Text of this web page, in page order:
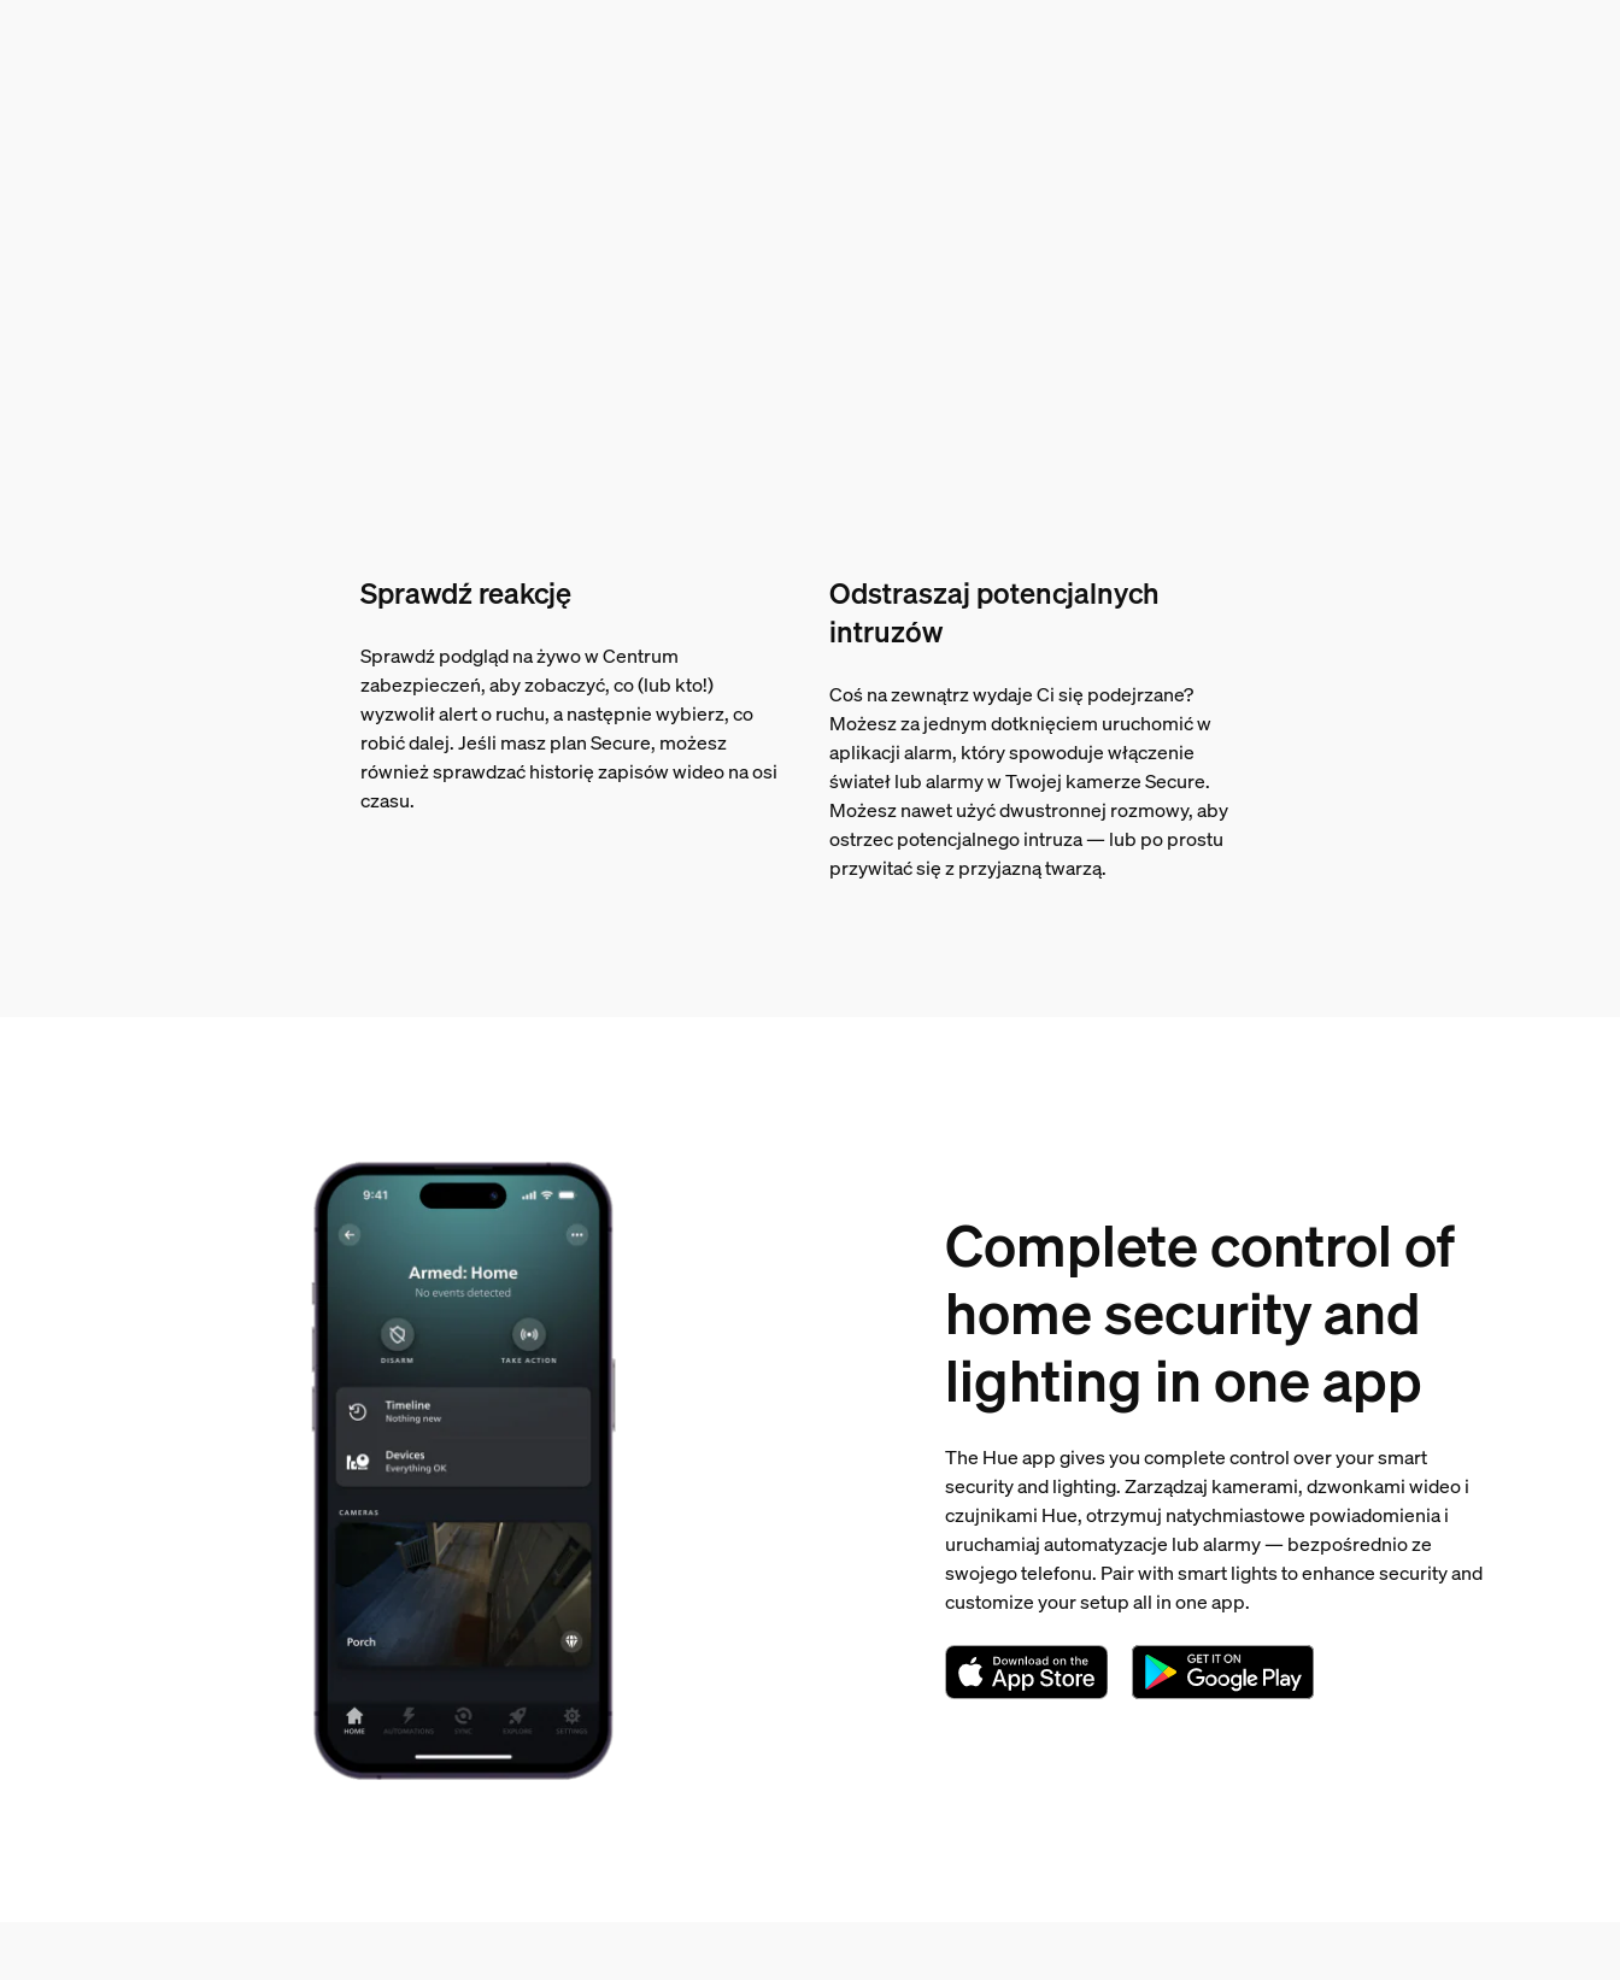
Sprawdź reakcję
Sprawdź podgląd na żywo w Centrum
zabezpieczeń, aby zobaczyć, co (lub kto!)
wyzwolił alert o ruchu, a następnie wybierz, co
robić dalej. Jeśli masz plan Secure, możesz
również sprawdzać historię zapisów wideo na osi
czasu.
Odstraszaj potencjalnych
intruzów
Coś na zewnątrz wydaje Ci się podejrzane?
Możesz za jednym dotknięciem uruchomić w
aplikacji alarm, który spowoduje włączenie
świateł lub alarmy w Twojej kamerze Secure.
Możesz nawet użyć dwustronnej rozmowy, aby
ostrzec potencjalnego intruza — lub po prostu
przywitać się z przyjazną twarzą.
Complete control of
home security and
lighting in one app
The Hue app gives you complete control over your smart
security and lighting. Zarządzaj kamerami, dzwonkami wideo i
czujnikami Hue, otrzymuj natychmiastowe powiadomienia i
uruchamiaj automatyzacje lub alarmy — bezpośrednio ze
swojego telefonu. Pair with smart lights to enhance security and
customize your setup all in one app.